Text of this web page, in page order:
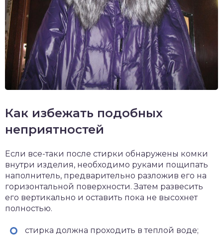
Как избежать подобных
неприятностей
Если все-таки после стирки обнаружены комки
внутри изделия, необходимо руками пощипать
наполнитель, предварительно разложив его на
горизонтальной поверхности. Затем развесить
его вертикально и оставить пока не высохнет
полностью.
стирка должна проходить в теплой воде;